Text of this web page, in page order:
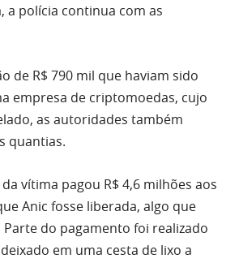
a polícia continua com as
de R$ 790 mil que haviam sido
empresa de criptomoedas, cujo
as autoridades também
quantias.
vítima pagou R$ 4,6 milhões aos
Anic fosse liberada, algo que
do pagamento foi realizado
em uma cesta de lixo a